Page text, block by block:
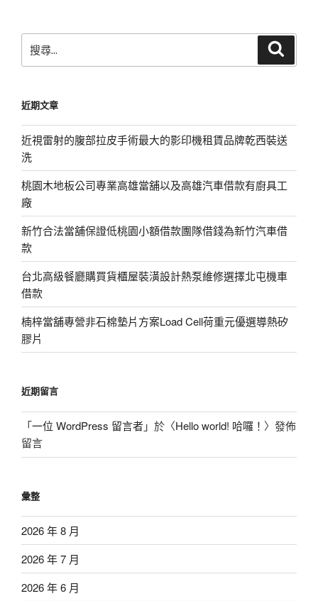
尋
字:
近期文章
近視雷射的腹部拉皮手術最大的影印機租賃品牌乾西裝送
洗
桃園木地板公司專業高雄當舖以及高雄汽車借款有廚具工
廠
新竹合法當舖保證低桃園小額借款團隊借錢為新竹汽車借
款
台北高級餐廳購買貨櫃屋裝潢設計熱泵維修選擇北屯機車
借款
楠梓當舖專營非石棉墊片方案Load Cell荷重元優選導熱矽
膠片
近期留言
「一位 WordPress 留言者」於〈Hello world! 哈囉！ 〉發佈
留言
彙整
2026 年 8 月
2026 年 7 月
2026 年 6 月